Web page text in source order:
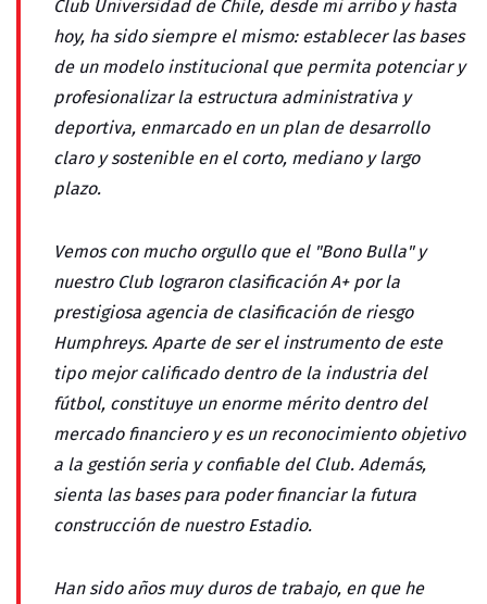
Club Universidad de Chile, desde mi arribo y hasta
hoy, ha sido siempre el mismo: establecer las bases
de un modelo institucional que permita potenciar y
profesionalizar la estructura administrativa y
deportiva, enmarcado en un plan de desarrollo
claro y sostenible en el corto, mediano y largo
plazo.
Vemos con mucho orgullo que el "Bono Bulla" y
nuestro Club lograron clasificación A+ por la
prestigiosa agencia de clasificación de riesgo
Humphreys. Aparte de ser el instrumento de este
tipo mejor calificado dentro de la industria del
fútbol, constituye un enorme mérito dentro del
mercado financiero y es un reconocimiento objetivo
a la gestión seria y confiable del Club. Además,
sienta las bases para poder financiar la futura
construcción de nuestro Estadio.
Han sido años muy duros de trabajo, en que he